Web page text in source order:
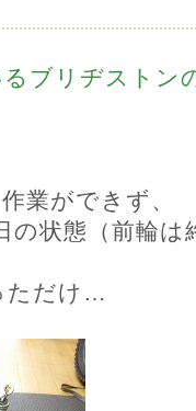
ブリヂストン
業ができず、
の状態（前輪
ただけ…